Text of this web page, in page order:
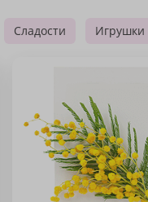
Сладости Игрушки